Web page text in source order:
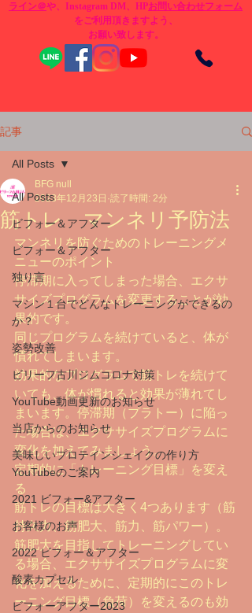
​ライン＠や、Instagram DM、HPお問い合わせフォーム
をご利用頂きますよう、
お願い致します。
記事
All Posts
ビフォー＆アフター
ビフォー＆アフター
独り言
マシン１台でどんなトレーニングができるの
か？
姿勢改善
ビリーフ古川ジムコロナ対策
YouTube動画更新のお知らせ
当店からのお知らせ
美味しいプロテインシェイクの作り方
YouTubeのご案内
2021 ビフォー&アフター
お客様のお声
2022 ビフォー＆アフター
酸素カプセル
ビフォーアフター2023
All Posts
筋トレ マンネリ予防法
BFG null
2023年12月23日 読了時間: 2分
マンネリを防ぐためのトレーニングメ
ニューのポイント
停滞期に入ってしまった場合、エクサ
サイズプログラムを変更することが効
果的です。
同じプログラムを続けていると、体が
慣れてしまいます。
効果的なプログラムで筋トレを続けて
いても、体が慣れると効果が薄れてし
まいます。停滞期（プラトー）に陥っ
た場合は、エクササイズプログラムに
変化を加えてみましょう。
定期的に「トレーニング目標」を変え
る
筋トレの目標は大きく4つあります（筋
持久力、筋肥大、筋力、筋パワー）。
筋肥大を目指してトレーニングしてい
る場合、エクササイズプログラムに変
化を加えるために、定期的にこのトレ
ーニング目標（負荷）を変えるのも効